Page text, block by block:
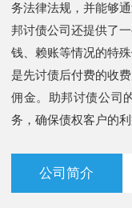
务法律法规，并能够
邦讨债公司还提供了
钱、赖账等情况的特
是先讨债后付费的收
佣金。助邦讨债公司
务，确保债权客户的利
公司简介